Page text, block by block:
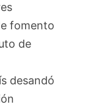
fomento
de
desandó